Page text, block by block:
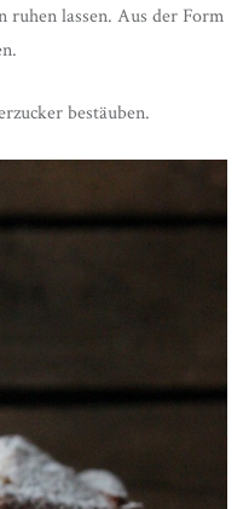
ruhen lassen. Aus der Form
bestäuben.